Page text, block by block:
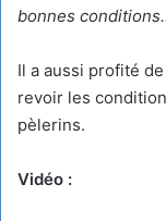
bonnes
Il a aussi profité
revoir les
pèlerins.
Vidéo :